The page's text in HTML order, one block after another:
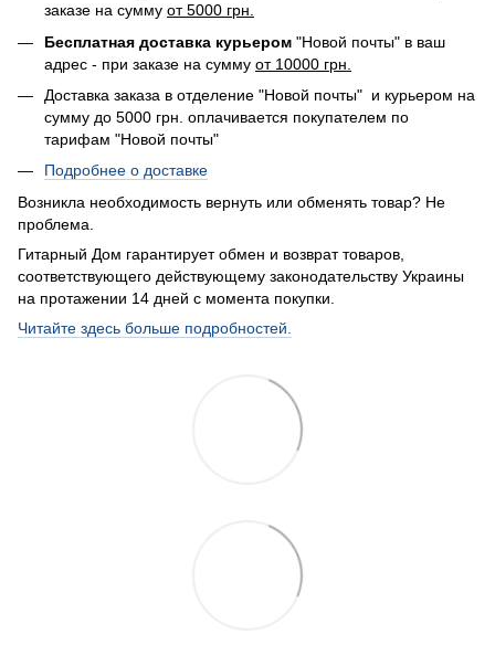
заказе на сумму от 5000 грн.
Бесплатная доставка курьером "Новой почты" в ваш
адрес - при заказе на сумму от 10000 грн.
Доставка заказа в отделение "Новой почты" и курьером на
сумму до 5000 грн. оплачивается покупателем по
тарифам "Новой почты"
Подробнее о доставке
Возникла необходимость вернуть или обменять товар? Не
проблема.
Гитарный Дом гарантирует обмен и возврат товаров,
соответствующего действующему законодательству Украины
на протажении 14 дней с момента покупки.
Читайте здесь больше подробностей.